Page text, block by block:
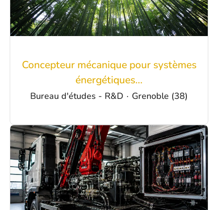
Concepteur mécanique pour systèmes
énergétiques...
Bureau d'études - R&D · Grenoble (38)